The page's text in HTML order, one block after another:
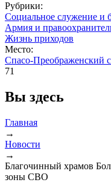
Рубрики:
Социальное служение и
Армия и
Жизнь приходов
Место:
Спасо-Преображенский
71
Вы здесь
Главная
→
Новости
→
Благочинный храмов
зоны СВО